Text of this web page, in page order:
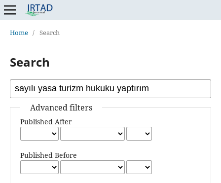
Home / Search
Search
Advanced filters
Published After
Published Before